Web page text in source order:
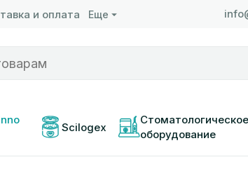
и оплата Еще
Scilogex
Стоматологическое
оборудование